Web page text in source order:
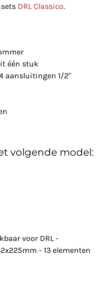
DRL Classico.
één stuk
aansluitingen 1/2"
volgende model:
voor DRL -
- 13 elementen